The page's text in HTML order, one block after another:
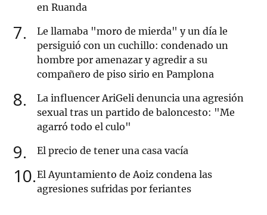
en Ruanda
7
Le llamaba "moro de mierda" y un día le
persiguió con un cuchillo: condenado un
hombre por amenazar y agredir a su
compañero de piso sirio en Pamplona
8
La influencer AriGeli denuncia una agresión
sexual tras un partido de baloncesto: "Me
agarró todo el culo"
9 El precio de tener una casa vacía
10 El Ayuntamiento de Aoiz condena las
agresiones sufridas por feriantes